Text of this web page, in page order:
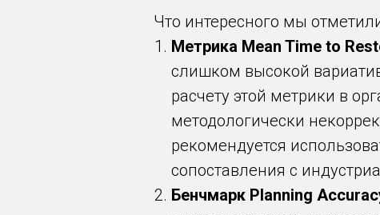
Что интересного мы
Метрика Mean Time to
слишком высокой
расчету этой метрики в
методологически
рекомендуется
сопоставления с
Бенчмарк Planning